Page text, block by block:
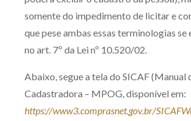
somente do impedimento de licitar e
que pese ambas essas terminologias se
no art. 7º da Lei nº 10.520/02.
Abaixo, segue a tela do SICAF (Manual
Cadastradora – MPOG, disponível em:
https://www3.comprasnet.gov.br/